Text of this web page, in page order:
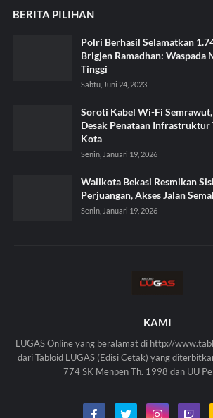
BERITA PILIHAN
Polri Berhasil Selamatkan
Brigjen Ramadhan: Waspada
Tinggi
Sabtu, Juni 24, 2023
Soroti Kabel Wi-Fi Semrawut,
Desak Penataan Infrastruktur
Kota
Senin, Januari 19, 2026
Walikota Bekasi Resmikan
Perjuangan, Akses Jalan
Senin, Januari 19, 2026
KAMI
LUGAS Online yang beralamat di http://
dari Tabloid LUGAS (Edisi Cetak) yang
774 SK Menpen Th. 1998 dan UU